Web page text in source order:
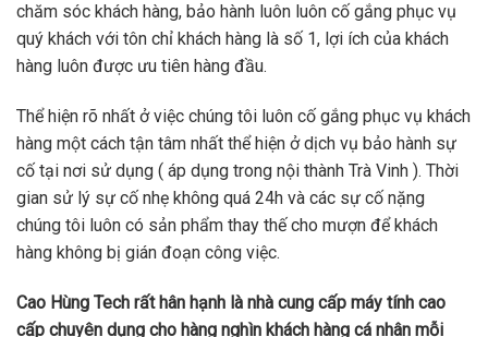
chăm sóc khách hàng, bảo hành luôn luôn cố gắng phục vụ
quý khách với tôn chỉ khách hàng là số 1, lợi ích của khách
hàng luôn được ưu tiên hàng đầu.
Thể hiện rõ nhất ở việc chúng tôi luôn cố gắng phục vụ khách
hàng một cách tận tâm nhất thể hiện ở dịch vụ bảo hành sự
cố tại nơi sử dụng ( áp dụng trong nội thành Trà Vinh ). Thời
gian sử lý sự cố nhẹ không quá 24h và các sự cố nặng
chúng tôi luôn có sản phẩm thay thế cho mượn để khách
hàng không bị gián đoạn công việc.
Cao Hùng Tech rất hân hạnh là nhà cung cấp máy tính cao
cấp chuyên dụng cho hàng nghìn khách hàng cá nhân mỗi